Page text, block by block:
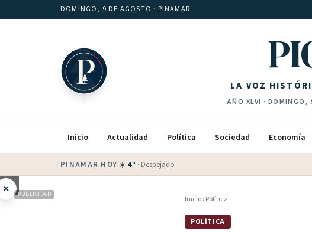
Saltar al contenidoDOMINGO, 9 DE AGOSTO · PINAMAR
LA VOZ
AÑO XLVI · DOMINGO,
Inicio Actualidad Política Sociedad Economía
PINAMAR HOY·💵 Dólar blue$1525
× PUBLICIDAD Inicio›Política
POLÍTICA